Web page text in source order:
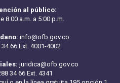
al público:
8:00 a.m. a 5:00 p.m.
info@ofb.gov.co
66 Ext. 4001-4002
juridica@ofb.gov.co
34 66 Ext. 4341